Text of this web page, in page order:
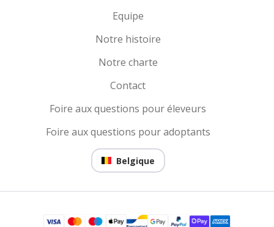
Equipe
Notre histoire
Notre charte
Contact
Foire aux questions pour éleveurs
Foire aux questions pour adoptants
Belgique